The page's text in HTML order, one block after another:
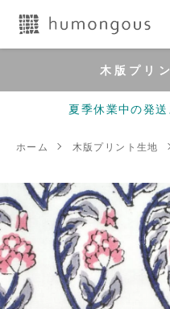
木版プリ
夏季休業中の発
ホーム 木版プリント生地